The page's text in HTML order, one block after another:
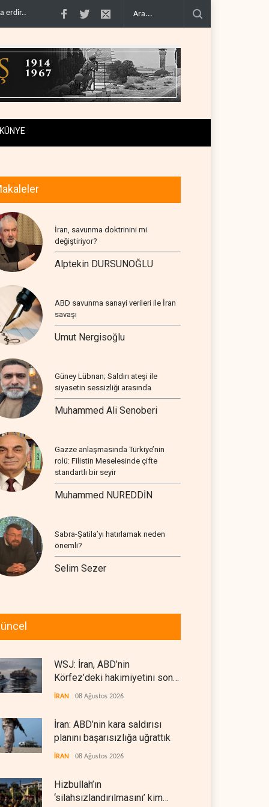
Hizbullah’ın ‘silahsızlandırılmasını’ kim denetl.. Bekai'den Trump’a
KÜNYE
İran, savunma doktrinini mi
değiştiriyor?
Alptekin DURSUNOĞLU
ABD savunma sanayi verileri ile İran
savaşı
Umut Nergisoğlu
Güney Lübnan; Saldırı ateşi ile
siyasetin sessizliği arasında
Muhammed Ali Senoberi
Gazze anlaşmasında Türkiye’nin
rolü: Filistin Meselesinde çifte
standartlı bir seyir
Muhammed NUREDDİN
Sabra-Şatila’yı hatırlamak neden
önemli?
Selim Sezer
WSJ: İran, ABD’nin
Körfez’deki hakimiyetini sona
erdiriyor
İRAN 08 Ağustos 2026
İran: ABD’nin kara saldırısı
planını başarısızlığa uğrattık
İRAN 08 Ağustos 2026
Hizbullah’ın
‘silahsızlandırılmasını’ kim